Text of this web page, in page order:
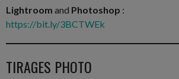
Lightroom and Photoshop :
https://bit.ly/3BCTWEk
TIRAGES PHOTO